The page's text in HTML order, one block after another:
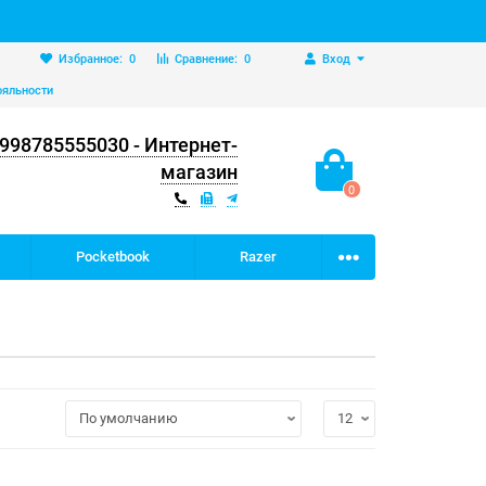
Вход
Сравнение: 0
Избранное: 0
- Интернет-
магазин
0
Pocketbook Razer